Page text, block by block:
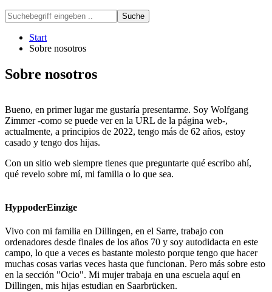
Suche
Start
Sobre nosotros
Sobre nosotros
Bueno, en primer lugar me gustaría presentarme. Soy Wolfgang
Zimmer -como se puede ver en la URL de la página web-,
actualmente, a principios de 2022, tengo más de 62 años, estoy
casado y tengo dos hijas.
Con un sitio web siempre tienes que preguntarte qué escribo ahí,
qué revelo sobre mí, mi familia o lo que sea.
HyppoderEinzige
Vivo con mi familia en Dillingen, en el Sarre, trabajo con
ordenadores desde finales de los años 70 y soy autodidacta en este
campo, lo que a veces es bastante molesto porque tengo que hacer
muchas cosas varias veces hasta que funcionan. Pero más sobre esto
en la sección "Ocio". Mi mujer trabaja en una escuela aquí en
Dillingen, mis hijas estudian en Saarbrücken.